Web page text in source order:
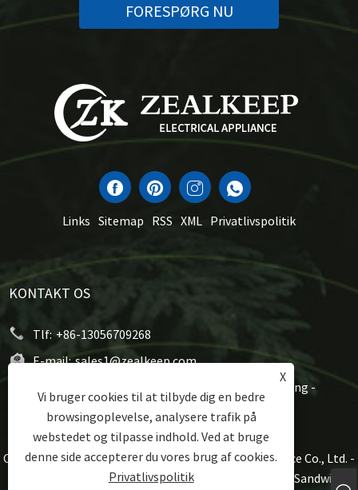
FORESPØRG NU
Links Sitemap RSS XML Privatlivspolitik
KONTAKT OS
Tlf: +86-13056709268
E-mail: sales1@zealkeep.com
Saint Street, Cixi City og City City, Zhejiang -
provinsen, Kina
Copyright © 2023 Ningbo Zealkeep Electrical Appliance Co., Ltd. -
Aluminiumskogegrej, Sandwich Maker, Waffle Plate Sandwich
X
Vi bruger cookies til at tilbyde dig en bedre
browsingoplevelse, analysere trafik på
webstedet og tilpasse indhold. Ved at bruge
denne side accepterer du vores brug af cookies.
Privatlivspolitik